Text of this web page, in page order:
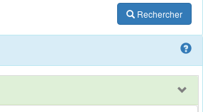
Rechercher